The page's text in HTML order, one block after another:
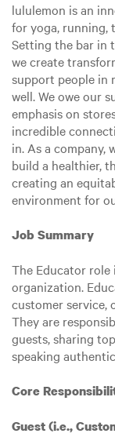
lululemon is an
for yoga, running,
Setting the bar in
we create
support people in
well. We owe our
emphasis on
incredible
in. As a company,
build a healthier,
creating an
environment for
Job Summary
The Educator role
organization.
customer service,
They are
guests, sharing
speaking
Core
Guest (i.e.,